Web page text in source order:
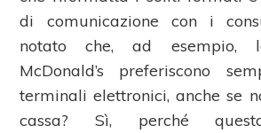
di comunicazione con i
notato che, ad esempio,
McDonald’s preferiscono
terminali elettronici, anche se
cassa? Sì, perché